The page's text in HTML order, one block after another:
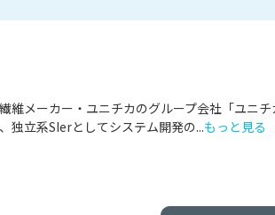
維メーカー・ユニチカのグループ会社「ユニチ
独立系SIerとしてシステム開発の...もっと見る